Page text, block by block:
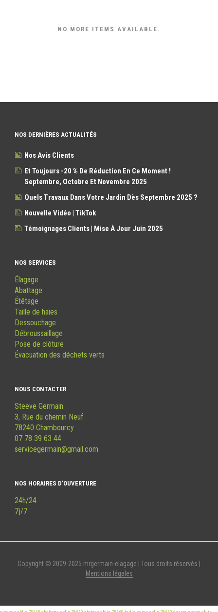
NO MORE ITEMS AVAILABLE.
NOS DERNIÈRES ACTUALITÉS
Nos Avis Clients
Et Toujours -20 % De Réduction En Ce Moment !
Septembre, Octobre Et Novembre 2025
Quels Travaux Dans Votre Jardin Dès Septembre 2025 ?
Nouvelle Vidéo | TikTok
Témoignages Clients | Mise À Jour Juin 2025
NOS SERVICES
Élagage
Abattage
Étêtage
Taille de haies
Dessouchage
Débroussaillage
Pose de clôture
Évacuation des déchets verts
NOUS CONTACTER
Steeve Germain
3, Rue du chemin Neuf
78240 Chambourcy
07 78 39 63 44
servicegermain@gmail.com
NOS HORAIRES D’OUVERTURE
24h/24
7j/7
Copyright © 2009-2025 mrgermain-elagage | Tous droits réservés |
Mentions légales